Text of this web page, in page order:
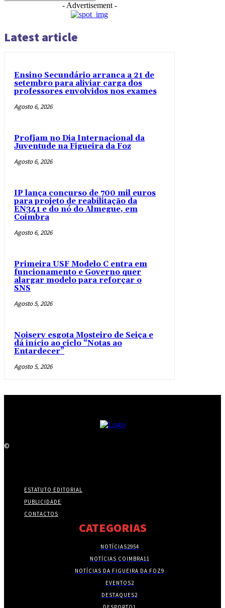
- Advertisement -
Latest article
Ensino Secundário arranca a 21 de
setembro para aliviar carga dos
professores envolvidos nos exames
Agosto 6, 2026
Profjam no Dia Internacional da
Juventude na Figueira da Foz
Agosto 6, 2026
IP lança concurso de 700 mil euros
para projeto de reabilitação da
EN341 e do nó do Almegue, em
Coimbra
Agosto 6, 2026
Primeira USF Modelo C entra em
funcionamento e Governo quer
alargar modelo para reforçar o
SNS
Agosto 5, 2026
Noiserv esgota Mosteiro de Seiça e
dá início ao ciclo “Notas ao
Entardecer”
Agosto 5, 2026
©
ESTATUTO EDITORIAL
PUBLICIDADE
CONTACTOS
CATEGORIAS
NOTÍCIAS2954
NOTÍCIAS COIMBRA11
NOTÍCIAS DA FIGUEIRA DA FOZ9
EVENTOS2
DESTAQUES2